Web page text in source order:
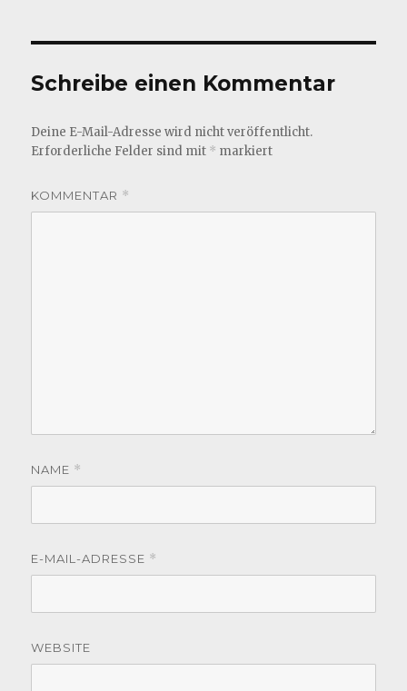
Schreibe einen Kommentar
Deine E-Mail-Adresse wird nicht veröffentlicht.
Erforderliche Felder sind mit * markiert
KOMMENTAR *
NAME *
E-MAIL-ADRESSE *
WEBSITE